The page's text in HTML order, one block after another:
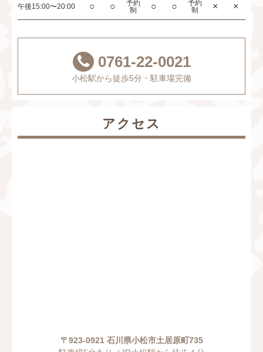
午後15:00〜20:00 ○ ○
予約
制
○ ○
予約
制
× ×
0761-22-0021
小松駅から徒歩5分・駐車場完備
アクセス
〒923-0921 石川県小松市土居原町735